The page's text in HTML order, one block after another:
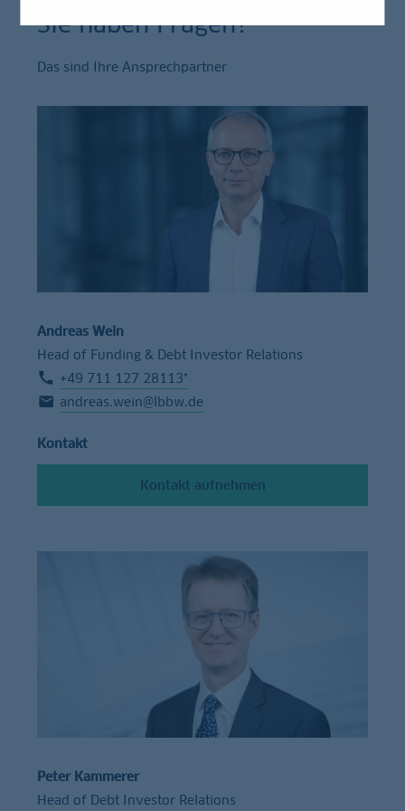
Sie haben Fragen?
Das sind Ihre Ansprechpartner
Andreas Wein
Head of Funding & Debt Investor Relations
+49 711 127 28113*
andreas.wein@lbbw.de
Kontakt
Kontakt aufnehmen
Peter Kammerer
Head of Debt Investor Relations